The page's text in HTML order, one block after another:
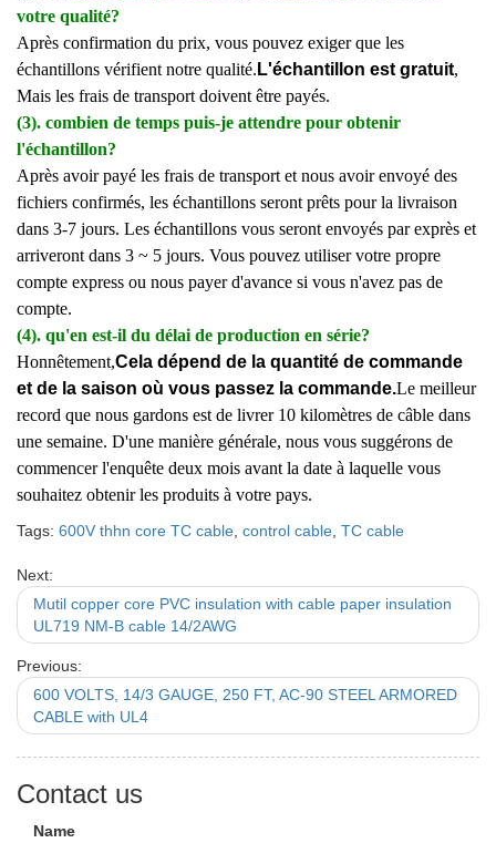
votre qualité?
Après confirmation du prix, vous pouvez exiger que les
échantillons vérifient notre qualité. L'échantillon est gratuit,
Mais les frais de transport doivent être payés.
(3). combien de temps puis-je attendre pour obtenir
l'échantillon?
Après avoir payé les frais de transport et nous avoir envoyé des
fichiers confirmés, les échantillons seront prêts pour la livraison
dans 3-7 jours. Les échantillons vous seront envoyés par exprès et
arriveront dans 3 ~ 5 jours. Vous pouvez utiliser votre propre
compte express ou nous payer d'avance si vous n'avez pas de
compte.
(4). qu'en est-il du délai de production en série?
Honnêtement,Cela dépend de la quantité de commande
et de la saison où vous passez la commande.Le meilleur
record que nous gardons est de livrer 10 kilomètres de câble dans
une semaine. D'une manière générale, nous vous suggérons de
commencer l'enquête deux mois avant la date à laquelle vous
souhaitez obtenir les produits à votre pays.
Tags: 600V thhn core TC cable control cable TC cable
Next:
Mutil copper core PVC insulation with cable paper insulation
UL719 NM-B cable 14/2AWG
Previous:
600 VOLTS, 14/3 GAUGE, 250 FT, AC-90 STEEL ARMORED
CABLE with UL4
Contact us
Name